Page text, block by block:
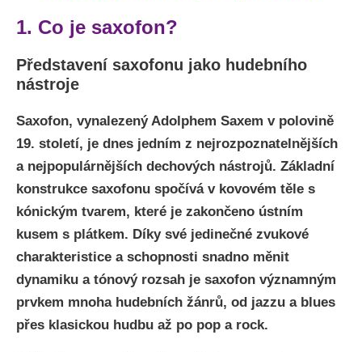
1. Co je saxofon?
Představení saxofonu jako hudebního
nástroje
Saxofon, vynalezený Adolphem Saxem v polovině
19. století, je dnes jedním z nejrozpoznatelnějších
a nejpopulárnějších dechových nástrojů. Základní
konstrukce saxofonu spočívá v kovovém těle s
kónickým tvarem, které je zakončeno ústním
kusem s plátkem. Díky své jedinečné zvukové
charakteristice a schopnosti snadno měnit
dynamiku a tónový rozsah je saxofon významným
prvkem mnoha hudebních žánrů, od jazzu a blues
přes klasickou hudbu až po pop a rock.